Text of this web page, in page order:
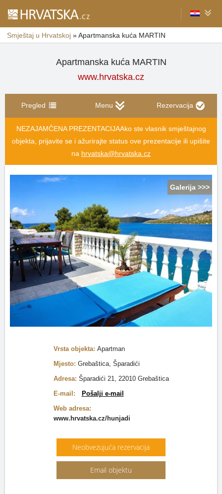
Smještaj u Hrvatskoj »Apartmanska kuća MARTIN
Apartmanska kuća MARTIN
www.hrvatska.cz
Pregled Menu Rezervacija
NEZAJAMČENA PREZENTACIJAAko ste vlasnik smještajnog
objekta, prijavite se i ažurirajte status ove prezentacije ili upišite
na hrvatska@hrvatska.cz
Galerija >>>
Vrsta objekta: Apartman
Mjesto: Grebaštica, Šparadići
Adresa: Šparadići 21, 22010 Grebaštica
E-mail:
Pošalji e-mail
Web adresa:
www.hrvatska.cz/hunjadi
Neobvezujuća rezervacija
Email objektu